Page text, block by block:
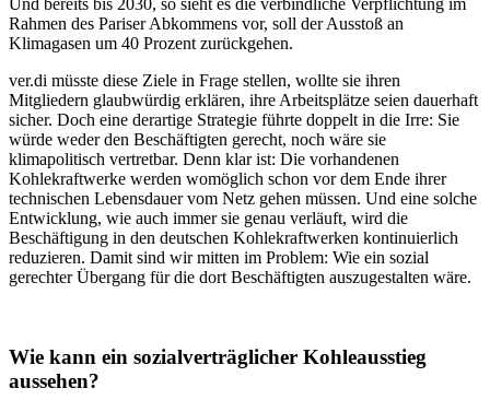
Und bereits bis 2030, so sieht es die verbindliche Verpflichtung im
Rahmen des Pariser Abkommens vor, soll der Ausstoß an
Klimagasen um 40 Prozent zurückgehen.
ver.di müsste diese Ziele in Frage stellen, wollte sie ihren
Mitgliedern glaubwürdig erklären, ihre Arbeitsplätze seien dauerhaft
sicher. Doch eine derartige Strategie führte doppelt in die Irre: Sie
würde weder den Beschäftigten gerecht, noch wäre sie
klimapolitisch vertretbar. Denn klar ist: Die vorhandenen
Kohlekraftwerke werden womöglich schon vor dem Ende ihrer
technischen Lebensdauer vom Netz gehen müssen. Und eine solche
Entwicklung, wie auch immer sie genau verläuft, wird die
Beschäftigung in den deutschen Kohlekraftwerken kontinuierlich
reduzieren. Damit sind wir mitten im Problem: Wie ein sozial
gerechter Übergang für die dort Beschäftigten auszugestalten wäre.
Wie kann ein sozialverträglicher Kohleausstieg
aussehen?